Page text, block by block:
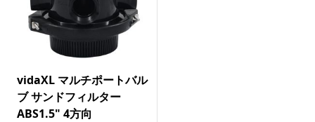
vidaXL マルチポートバル
ブ サンドフィルター
ABS1.5" 4方向